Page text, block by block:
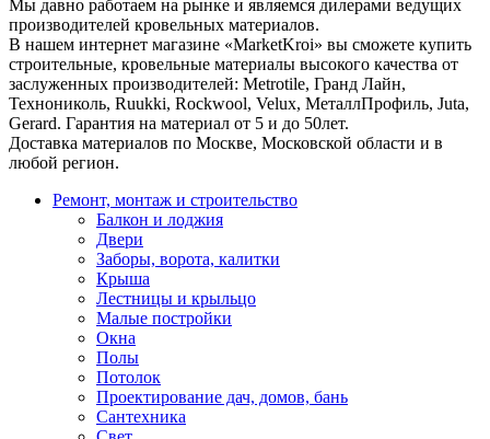
Мы давно работаем на рынке и являемся дилерами ведущих
производителей кровельных материалов.
В нашем интернет магазине «MarketKroi» вы сможете купить
строительные, кровельные материалы высокого качества от
заслуженных производителей: Metrotile, Гранд Лайн,
Технониколь, Ruukki, Rockwool, Velux, МеталлПрофиль, Juta,
Gerard. Гарантия на материал от 5 и до 50лет.
Доставка материалов по Москве, Московской области и в
любой регион.
Ремонт, монтаж и строительство
Балкон и лоджия
Двери
Заборы, ворота, калитки
Крыша
Лестницы и крыльцо
Малые постройки
Окна
Полы
Потолок
Проектирование дач, домов, бань
Сантехника